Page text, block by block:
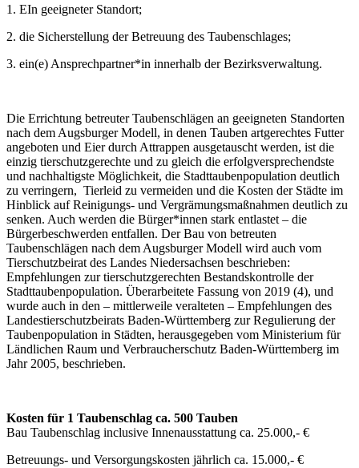
1. EIn geeigneter Standort;
2. die Sicherstellung der Betreuung des Taubenschlages;
3. ein(e) Ansprechpartner*in innerhalb der Bezirksverwaltung.
Die Errichtung betreuter Taubenschlägen an geeigneten Standorten
nach dem Augsburger Modell, in denen Tauben artgerechtes Futter
angeboten und Eier durch Attrappen ausgetauscht werden, ist die
einzig tierschutzgerechte und zu gleich die erfolgversprechendste
und nachhaltigste Möglichkeit, die Stadttaubenpopulation deutlich
zu verringern, Tierleid zu vermeiden und die Kosten der Städte im
Hinblick auf Reinigungs- und Vergrämungsmaßnahmen deutlich zu
senken. Auch werden die Bürger*innen stark entlastet – die
Bürgerbeschwerden entfallen. Der Bau von betreuten
Taubenschlägen nach dem Augsburger Modell wird auch vom
Tierschutzbeirat des Landes Niedersachsen beschrieben:
Empfehlungen zur tierschutzgerechten Bestandskontrolle der
Stadttaubenpopulation. Überarbeitete Fassung von 2019 (4), und
wurde auch in den – mittlerweile veralteten – Empfehlungen des
Landestierschutzbeirats Baden-Württemberg zur Regulierung der
Taubenpopulation in Städten, herausgegeben vom Ministerium für
Ländlichen Raum und Verbraucherschutz Baden-Württemberg im
Jahr 2005, beschrieben.
Kosten für 1 Taubenschlag ca. 500 Tauben
Bau Taubenschlag inclusive Innenausstattung ca. 25.000,- €
Betreuungs- und Versorgungskosten jährlich ca. 15.000,- €